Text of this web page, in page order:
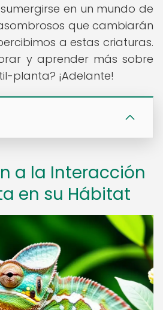
en un mundo de
que cambiarán
a estas criaturas.
y aprender más sobre
planta? ¡Adelante!
a la Interacción
en su Hábitat